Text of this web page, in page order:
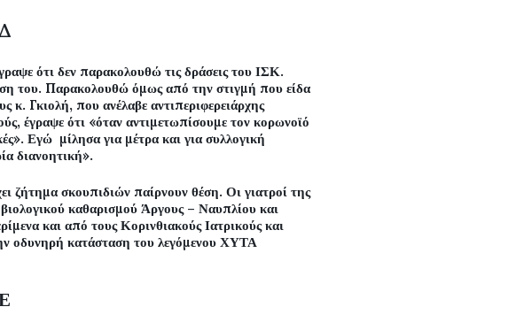
ότι δεν παρακολουθώ τις δράσεις του ΙΣΚ.
του. Παρακολουθώ όμως από την στιγμή που είδα
κ. Γκιολή, που ανέλαβε αντιπεριφερειάρχης
έγραψε ότι «όταν αντιμετωπίσουμε τον κορωνοϊό
Εγώ μίλησα για μέτρα και για συλλογική
διανοητική».
ζήτημα σκουπιδιών παίρνουν θέση. Οι γιατροί της
καθαρισμού Άργους – Ναυπλίου και
και από τους Κορινθιακούς Ιατρικούς και
οδυνηρή κατάσταση του λεγόμενου ΧΥΤΑ